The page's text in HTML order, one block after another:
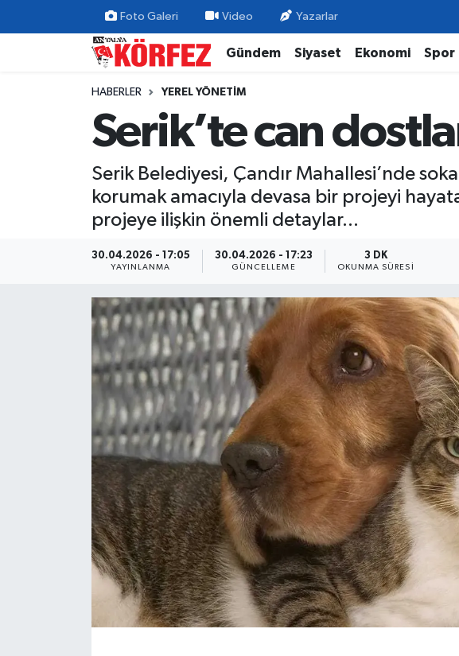
Foto Galeri Video Yazarlar
Gündem Siyaset Ekonomi Spor
HABERLER YEREL YÖNETIM
Serik’te can
Serik Belediyesi, Çandır Mahallesi’nde
korumak amacıyla devasa bir projeyi
projeye ilişkin önemli detaylar...
30.04.2026 - 17:05
YAYINLANMA
30.04.2026 - 17:23
GÜNCELLEME
3 DK
OKUNMA SÜRESI
Gündem
Yerel Yönetim
Ekonomi
Magazin
Kültür ve Sanat
Sivil Toplum
Nöbetçi Eczaneler
Trafik Durumu
Süper Lig Puan Durumu ve Fikstür
Tüm Manşetler
Son Dakika Haberleri
Haber Arşivi